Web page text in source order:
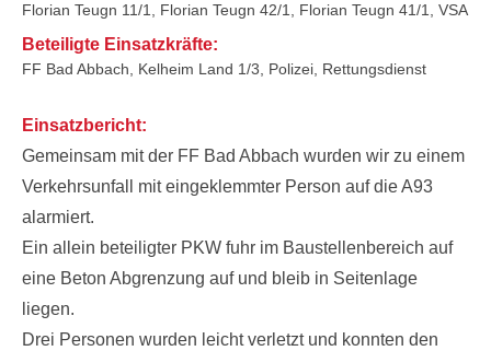
Florian Teugn 11/1, Florian Teugn 42/1, Florian Teugn 41/1, VSA
Beteiligte Einsatzkräfte:
FF Bad Abbach, Kelheim Land 1/3, Polizei, Rettungsdienst
Einsatzbericht:
Gemeinsam mit der FF Bad Abbach wurden wir zu einem
Verkehrsunfall mit eingeklemmter Person auf die A93
alarmiert.
Ein allein beteiligter PKW fuhr im Baustellenbereich auf
eine Beton Abgrenzung auf und bleib in Seitenlage
liegen.
Drei Personen wurden leicht verletzt und konnten den